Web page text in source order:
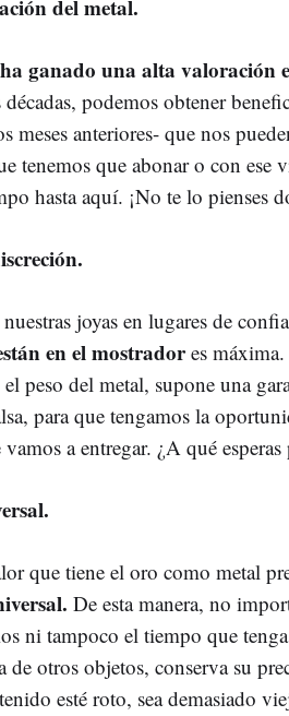
del metal.
ha ganado una alta valoración
décadas, podemos obtener
meses anteriores- que nos
tenemos que abonar o con ese
hasta aquí. ¡No te lo pienses
joyas en lugares de
en el mostradores máxima.
peso del metal, supone una
para que tengamos la
a entregar. ¿A qué esperas
que tiene el oro como metal
. De esta manera, no
ni tampoco el tiempo que
de otros objetos, conserva su
esté roto, sea demasiado